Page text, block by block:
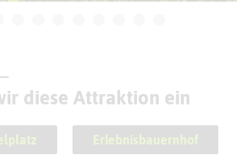
diese Attraktion ein
Erlebnisbauernhof